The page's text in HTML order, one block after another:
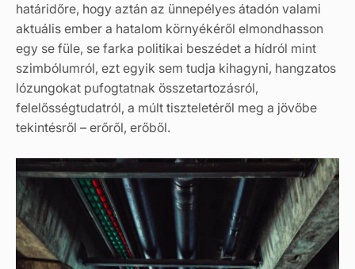
határidőre, hogy aztán az ünnepélyes átadón valami
aktuális ember a hatalom környékéről elmondhasson
egy se füle, se farka politikai beszédet a hídról mint
szimbólumról, ezt egyik sem tudja kihagyni, hangzatos
lózungokat pufogtatnak összetartozásról,
felelősségtudatról, a múlt tiszteletéről meg a jövőbe
tekintésről – erőről, erőből.